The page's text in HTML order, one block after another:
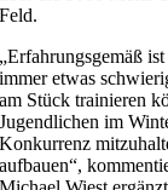
Feld.
„Erfahrungsgemäß
immer etwas
am Stück trainieren
Jugendlichen im
Konkurrenz
aufbauen“,